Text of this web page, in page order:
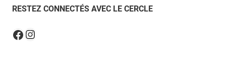
RESTEZ CONNECTÉS AVEC LE CERCLE
Facebook
Instagram